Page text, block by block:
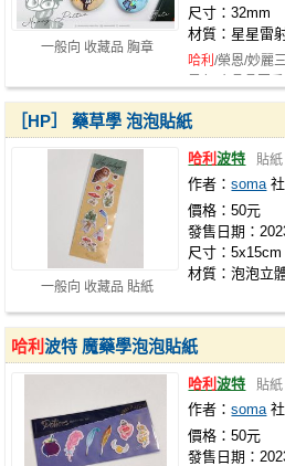
一般向 收藏品 胸章
尺寸：32mm
材質：星星雷
哈利/榮恩/妙麗
一般向 收藏品 貼紙
［HP］ 藥草學 泡泡貼紙
哈利波特 貼紙
作者：soma
價格：50元
發售日期：
尺寸：5x15cm
材質：泡泡立
哈利波特 魔藥學泡泡貼紙
哈利波特 貼紙
作者：soma
價格：50元
發售日期：